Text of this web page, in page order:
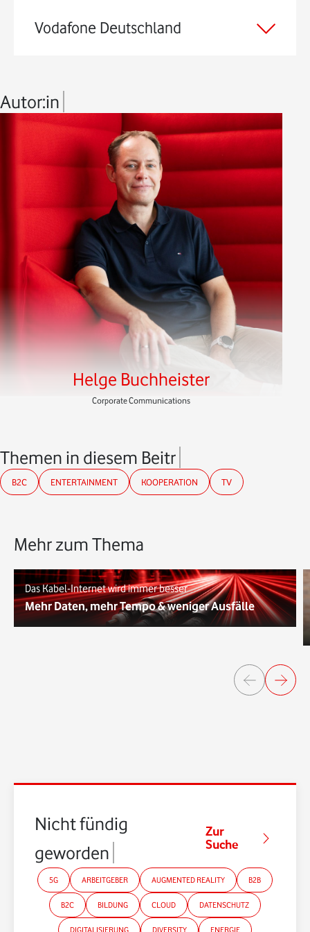
Vodafone Deutschland
Autor:in
Helge Buchheister
Corporate Communications
Themen in diesem Beitrag
B2C ENTERTAINMENT KOOPERATION TV
Mehr zum Thema
Das Kabel-Internet wird immer besser
Mehr Daten, mehr Tempo & weniger Ausfälle
Nicht fündig
geworden?
Zur
Suche
5G ARBEITGEBER AUGMENTED REALITY B2B
B2C BILDUNG CLOUD DATENSCHUTZ